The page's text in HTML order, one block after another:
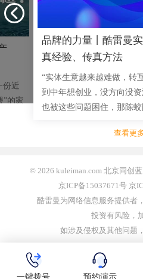
份近
”的家
品牌的力量丨酷雷曼
真经验、传真方法
“实体生意越来越难做，转
到中年想创业，没方向没
也被这些问题困住，那陈蛟
绩说话的创业者，将毫无
查看更
© 2026 kuleiman.com 北京同创
京ICP备15037671号 京
酷雷曼为网络信息服务提供者
投资有风险，
如涉及侵权及其他问题
一键拨号 预约演示